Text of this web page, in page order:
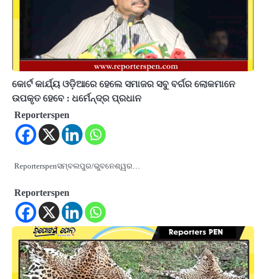
କୋର୍ଟ କାର୍ଯ୍ୟ ଓଡ଼ିଆରେ ହେଲେ ସମାଜର ସବୁ ବର୍ଗର ଲୋକମାନେ
ଉପକୃତ ହେବେ : ଧର୍ମେନ୍ଦ୍ର ପ୍ରଧାନ
Reporterspen
Reporterspenସମ୍ବଲପୁର/ଭୁବନେଶ୍ୱର…
Reporterspen